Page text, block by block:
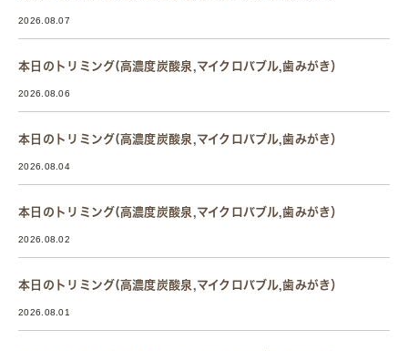
2026.08.07
本日のトリミング(高濃度炭酸泉,マイクロバブル,歯みがき）
2026.08.06
本日のトリミング(高濃度炭酸泉,マイクロバブル,歯みがき）
2026.08.04
本日のトリミング(高濃度炭酸泉,マイクロバブル,歯みがき）
2026.08.02
本日のトリミング(高濃度炭酸泉,マイクロバブル,歯みがき）
2026.08.01